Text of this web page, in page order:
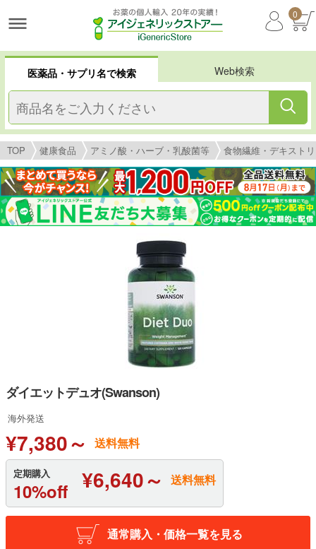
0
医薬品・サプリ名で検索 Web検索
TOP 健康食品 アミノ酸・ハーブ・乳酸菌等 食物繊維・デキスト
ダイエットデュオ(Swanson)
海外発送
¥7,380～ 送料無料
定期購入
10%off ¥6,640～ 送料無料
通常購入・価格一覧を見る